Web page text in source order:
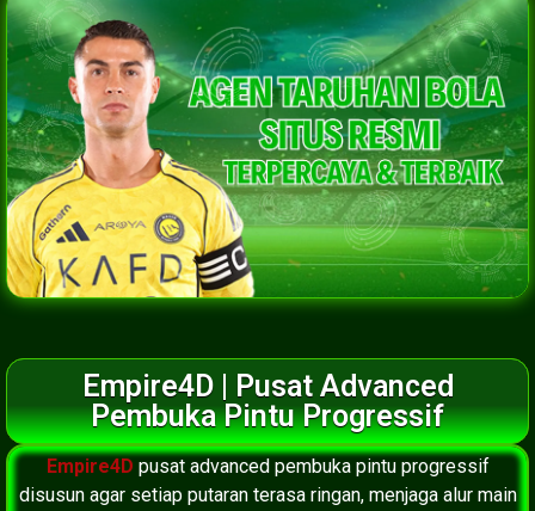
Empire4D | Pusat Advanced
Pembuka Pintu Progressif
Empire4D pusat advanced pembuka pintu progressif
disusun agar setiap putaran terasa ringan, menjaga alur main